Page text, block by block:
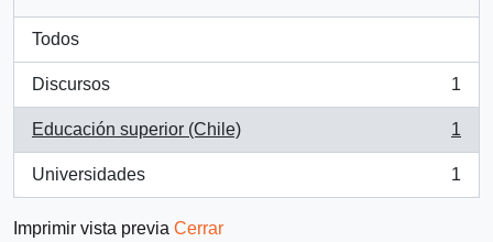
Todos
Discursos
, 1 resultados
1
Educación superior (Chile)
, 1 resultados
1
Universidades
, 1 resultados
1
Imprimir vista previa Cerrar